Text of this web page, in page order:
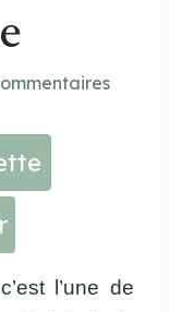
l’une de